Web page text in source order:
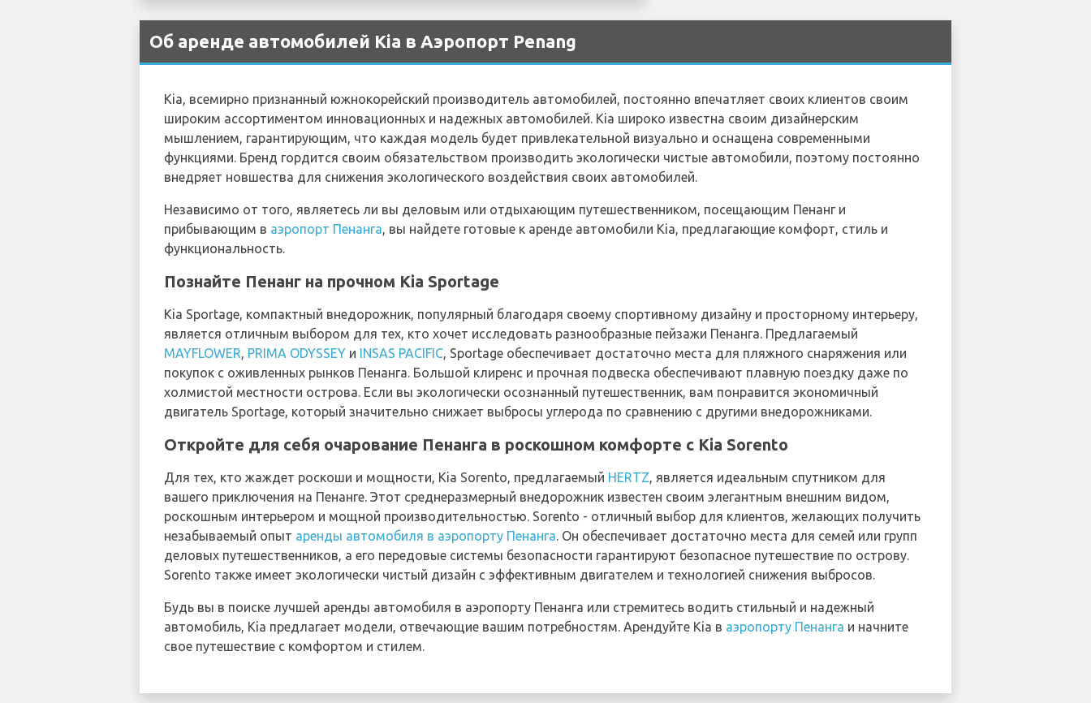
Об аренде автомобилей Kia в Аэропорт Penang
Kia, всемирно признанный южнокорейский производитель автомобилей, постоянно впечатляет своих клиентов своим
широким ассортиментом инновационных и надежных автомобилей. Kia широко известна своим дизайнерским
мышлением, гарантирующим, что каждая модель будет привлекательной визуально и оснащена современными
функциями. Бренд гордится своим обязательством производить экологически чистые автомобили, поэтому постоянно
внедряет новшества для снижения экологического воздействия своих автомобилей.
Независимо от того, являетесь ли вы деловым или отдыхающим путешественником, посещающим Пенанг и
прибывающим в аэропорт Пенанга, вы найдете готовые к аренде автомобили Kia, предлагающие комфорт, стиль и
функциональность.
Познайте Пенанг на прочном Kia Sportage
Kia Sportage, компактный внедорожник, популярный благодаря своему спортивному дизайну и просторному интерьеру,
является отличным выбором для тех, кто хочет исследовать разнообразные пейзажи Пенанга. Предлагаемый
MAYFLOWER, PRIMA ODYSSEY и INSAS PACIFIC, Sportage обеспечивает достаточно места для пляжного снаряжения или
покупок с оживленных рынков Пенанга. Большой клиренс и прочная подвеска обеспечивают плавную поездку даже по
холмистой местности острова. Если вы экологически осознанный путешественник, вам понравится экономичный
двигатель Sportage, который значительно снижает выбросы углерода по сравнению с другими внедорожниками.
Откройте для себя очарование Пенанга в роскошном комфорте с Kia Sorento
Для тех, кто жаждет роскоши и мощности, Kia Sorento, предлагаемый HERTZ, является идеальным спутником для
вашего приключения на Пенанге. Этот среднеразмерный внедорожник известен своим элегантным внешним видом,
роскошным интерьером и мощной производительностью. Sorento - отличный выбор для клиентов, желающих получить
незабываемый опыт аренды автомобиля в аэропорту Пенанга. Он обеспечивает достаточно места для семей или групп
деловых путешественников, а его передовые системы безопасности гарантируют безопасное путешествие по острову.
Sorento также имеет экологически чистый дизайн с эффективным двигателем и технологией снижения выбросов.
Будь вы в поиске лучшей аренды автомобиля в аэропорту Пенанга или стремитесь водить стильный и надежный
автомобиль, Kia предлагает модели, отвечающие вашим потребностям. Арендуйте Kia в аэропорту Пенанга и начните
свое путешествие с комфортом и стилем.